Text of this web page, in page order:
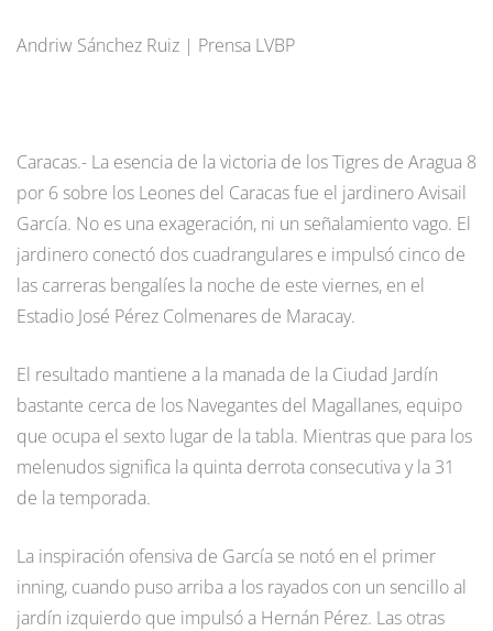
Andriw Sánchez Ruiz | Prensa LVBP
Caracas.- La esencia de la victoria de los Tigres de Aragua 8
por 6 sobre los Leones del Caracas fue el jardinero Avisail
García. No es una exageración, ni un señalamiento vago. El
jardinero conectó dos cuadrangulares e impulsó cinco de
las carreras bengalíes la noche de este viernes, en el
Estadio José Pérez Colmenares de Maracay.
El resultado mantiene a la manada de la Ciudad Jardín
bastante cerca de los Navegantes del Magallanes, equipo
que ocupa el sexto lugar de la tabla. Mientras que para los
melenudos significa la quinta derrota consecutiva y la 31
de la temporada.
La inspiración ofensiva de García se notó en el primer
inning, cuando puso arriba a los rayados con un sencillo al
jardín izquierdo que impulsó a Hernán Pérez. Las otras